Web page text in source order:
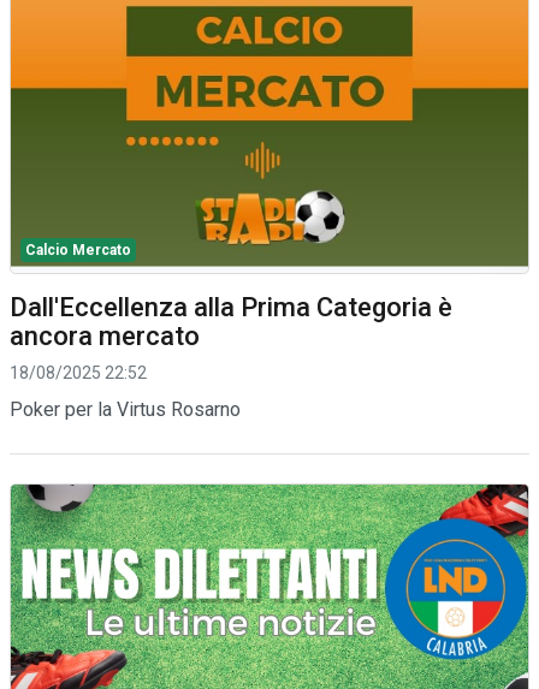
Calcio Mercato
Dall'Eccellenza alla Prima Categoria è
ancora mercato
18/08/2025 22:52
Poker per la Virtus Rosarno